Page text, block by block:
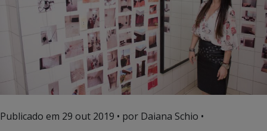
Publicado em 29 out 2019 • por Daiana Schio •